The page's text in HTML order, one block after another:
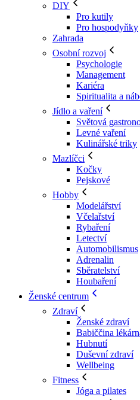
DIY
Pro kutily
Pro hospodyňky
Zahrada
Osobní rozvoj
Psychologie
Management
Kariéra
Spiritualita a
Jídlo a vaření
Světová
Levné vaření
Kulinářské triky
Mazlíčci
Kočky
Pejskové
Hobby
Modelářství
Včelařství
Rybaření
Letectví
Automobilismus
Adrenalin
Sběratelství
Houbaření
Ženské centrum
Zdraví
Ženské zdraví
Babiččina
Hubnutí
Duševní zdraví
Wellbeing
Fitness
Jóga a pilates